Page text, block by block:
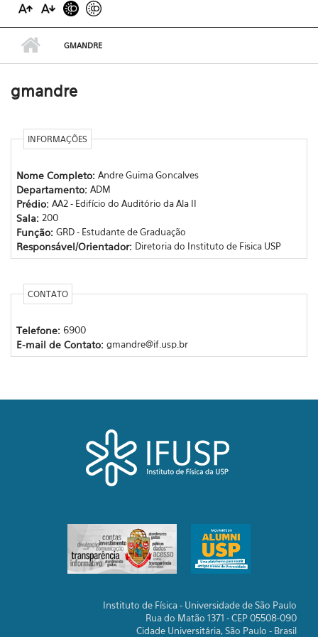
GMANDRE
gmandre
INFORMAÇÕES
Nome Completo: Andre Guima Goncalves
Departamento: ADM
Prédio: AA2 - Edifício do Auditório da Ala II
Sala: 200
Função: GRD - Estudante de Graduação
Responsável/Orientador: Diretoria do Instituto de Fisica USP
CONTATO
Telefone: 6900
E-mail de Contato: gmandre@if.usp.br
Instituto de Física - Universidade de São Paulo
Rua do Matão 1371 - CEP 05508-090
Cidade Universitária, São Paulo - Brasil